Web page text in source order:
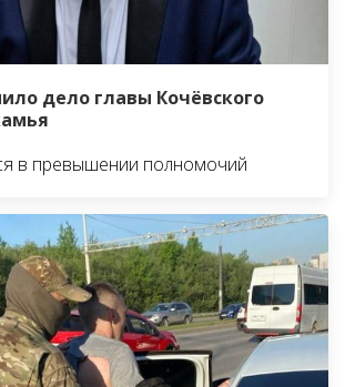
дело главы Кочёвского
в превышении полномочий